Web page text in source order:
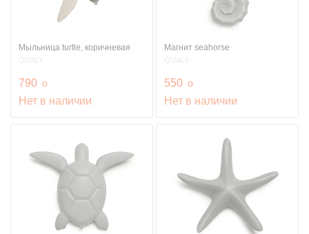
Мыльница turtle, коричневая
QUALY
790 руб.
o
Нет в наличии
Магнит seahorse
QUALY
550 руб.
o
Нет в наличии